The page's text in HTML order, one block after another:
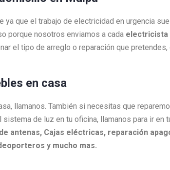
que el trabajo de electricidad en urgencia
porque nosotros enviamos a cada electricista
el tipo de arreglo o reparación que pretendes,
en casa
llamanos. También si necesitas que
de luz en tu oficina, llamanos para ir en
antenas, Cajas eléctricas, reparación
y mucho mas.